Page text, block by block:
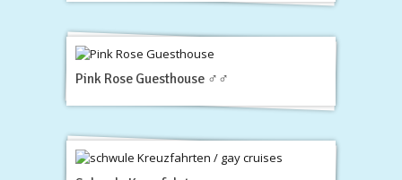
Pink Rose Guesthouse ♂♂